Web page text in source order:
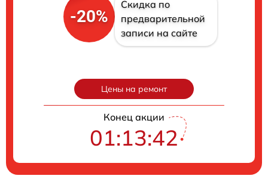
-20%
Скидка по
предварительной
записи на сайте
Цены на ремонт
Конец акции
01:13:41